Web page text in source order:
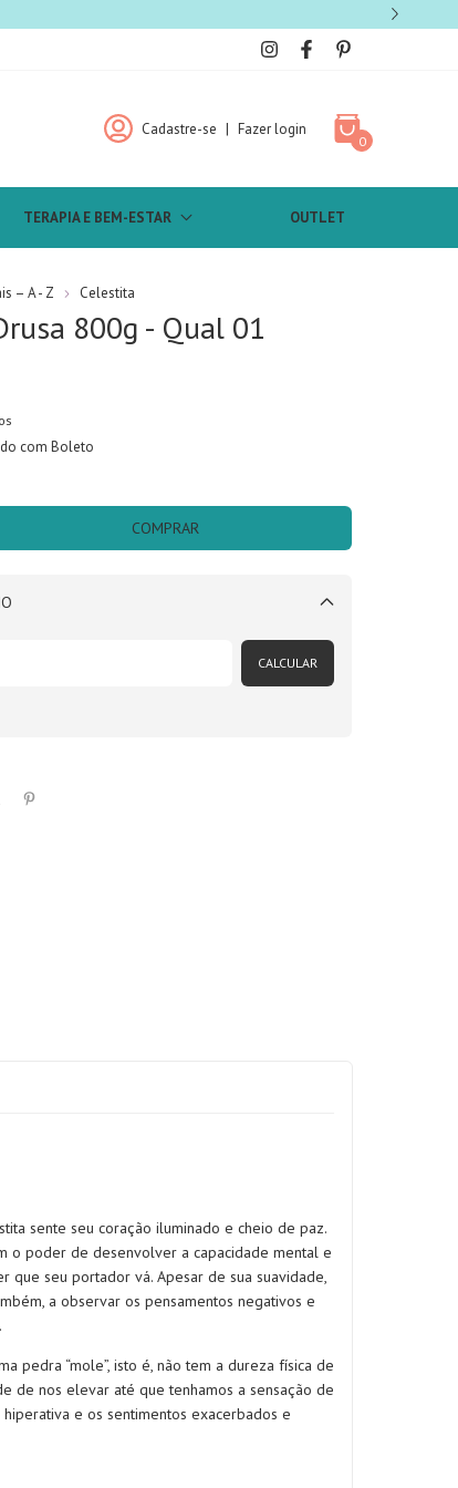
Cadastre-se | Fazer login
0
TERAPIA E BEM-ESTAR OUTLET
– A - Z Celestita
800g - Qual 01
com Boleto
Alterar CEP
CALCULAR
sente seu coração iluminado e cheio de paz.
o poder de desenvolver a capacidade mental e
que seu portador vá. Apesar de sua suavidade,
a observar os pensamentos negativos e
pedra “mole”, isto é, não tem a dureza física de
de nos elevar até que tenhamos a sensação de
e os sentimentos exacerbados e